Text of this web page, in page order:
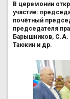
В церемонии
участие:
почётный
председателя
Барышников, С.А.
Таюкин и др.